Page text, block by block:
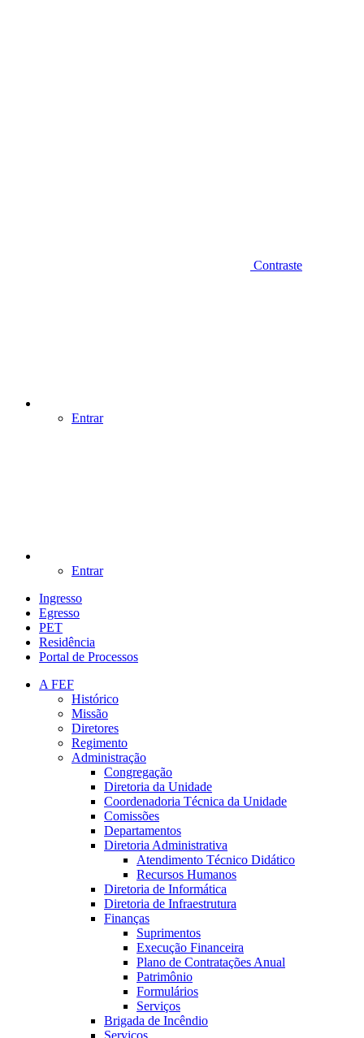
Contraste
Entrar
Entrar
Ingresso
Egresso
PET
Residência
Portal de Processos
A FEF
Histórico
Missão
Diretores
Regimento
Administração
Congregação
Diretoria da Unidade
Coordenadoria Técnica da Unidade
Comissões
Departamentos
Diretoria Administrativa
Atendimento Técnico Didático
Recursos Humanos
Diretoria de Informática
Diretoria de Infraestrutura
Finanças
Suprimentos
Execução Financeira
Plano de Contratações Anual
Patrimônio
Formulários
Serviços
Brigada de Incêndio
Serviços